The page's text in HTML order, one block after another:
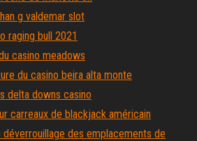
g valdemar slot
raging bull 2021
casino meadows
du casino beira alta monte
delta downs casino
carreaux de blackjack américain
déverrouillage des emplacements de